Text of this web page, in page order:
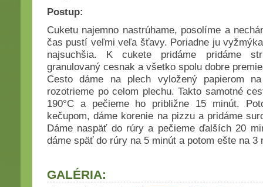
Postup:
Cuketu najemno nastrúhame, posolíme a
čas pustí veľmi veľa šťavy. Poriadne ju
najsuchšia. K cukete pridáme pridáme
granulovaný cesnak a všetko spolu dobre
Cesto dáme na plech vyložený papierom
rozotrieme po celom plechu. Takto samotné
190°C a pečieme ho približne 15 minút.
kečupom, dáme korenie na pizzu a pridáme
Dáme naspäť do rúry a pečieme ďalších 20
dáme späť do rúry na 5 minút a potom ešte na 3
GALÉRIA: